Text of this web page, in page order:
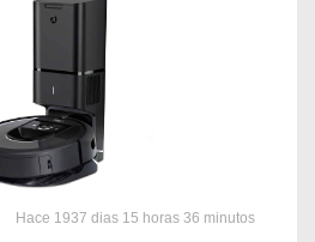
Hace 1937 dias 15 horas 36 minutos